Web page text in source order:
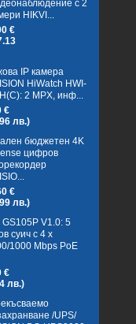
с 2
HIKVI...
€
IP камера
HiWatch HWI-
2 MPX, инф...
€
лв.)
бюджетен 4K
цифров
€
лв.)
GS105P V1.0: 5
суич с 4 x
1000 Mbps PoE
€
лв.)
/UPS/